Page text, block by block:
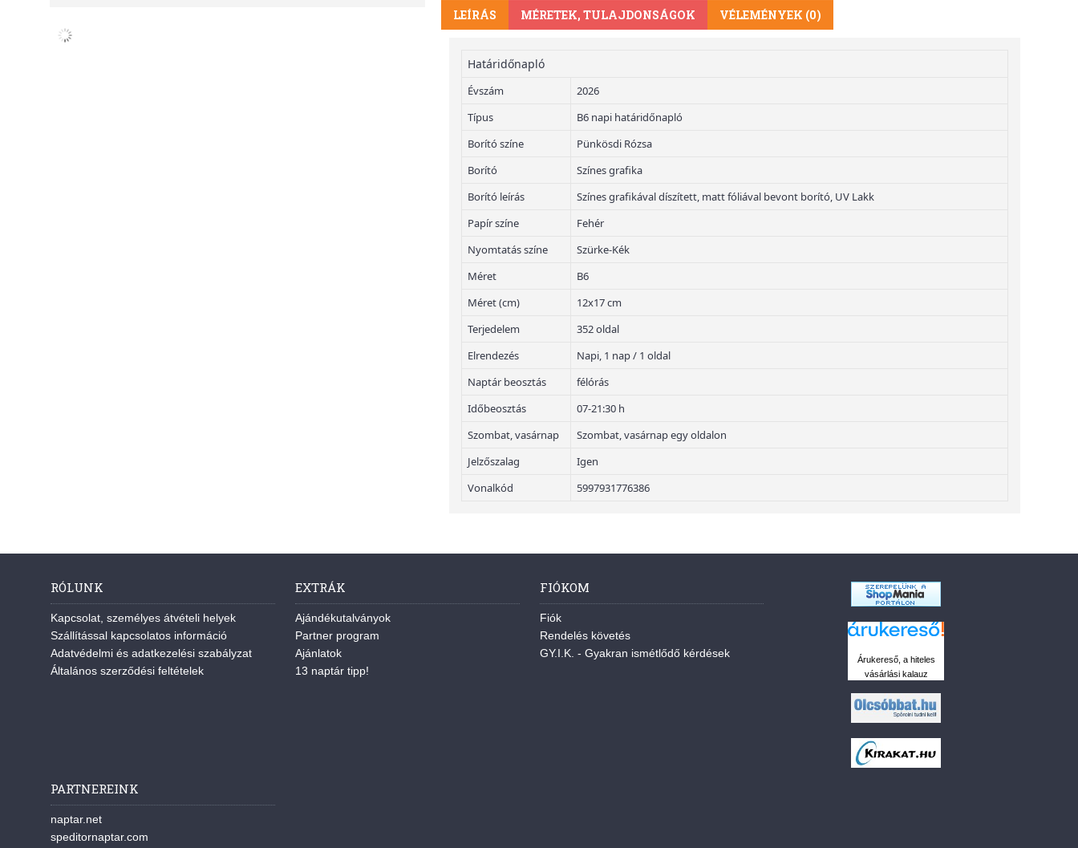
LEÍRÁS MÉRETEK, TULAJDONSÁGOK VÉLEMÉNYEK (0)
Határidőnapló
Évszám
2026
Típus
B6 napi határidőnapló
Borító színe
Pünkösdi Rózsa
Borító
Színes grafika
Borító leírás
Színes grafikával díszített, matt fóliával bevont borító, UV Lakk
Papír színe
Fehér
Nyomtatás színe
Szürke-Kék
Méret
B6
Méret (cm)
12x17 cm
Terjedelem
352 oldal
Elrendezés
Napi, 1 nap / 1 oldal
Naptár beosztás
félórás
Időbeosztás
07-21:30 h
Szombat, vasárnap
Szombat, vasárnap egy oldalon
Jelzőszalag
Igen
Vonalkód
5997931776386
RÓLUNK
Kapcsolat, személyes átvételi helyek
Szállítással kapcsolatos információ
Adatvédelmi és adatkezelési szabályzat
Általános szerződési feltételek
EXTRÁK
Ajándékutalványok
Partner program
Ajánlatok
13 naptár tipp!
FIÓKOM
Fiók
Rendelés követés
GY.I.K. - Gyakran ismétlődő kérdések
Árukereső, a hiteles
vásárlási kalauz
PARTNEREINK
naptar.net
speditornaptar.com